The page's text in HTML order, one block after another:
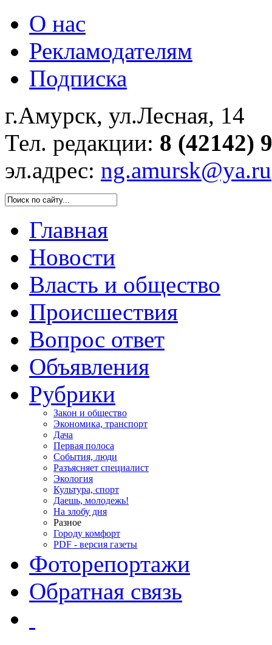
О нас
Рекламодателям
Подписка
г.Амурск, ул.Лесная, 14
Тел. редакции: 8 (42142)
эл.адрес: ng.amursk@ya.ru
Главная
Новости
Власть и общество
Происшествия
Вопрос ответ
Объявления
Рубрики
Закон и общество
Экономика, транспорт
Дача
Первая полоса
События, люди
Разъясняет специалист
Экология
Культура, спорт
Даешь, молодежь!
На злобу дня
Разное
Городу комфорт
PDF - версия газеты
Фоторепортажи
Обратная связь